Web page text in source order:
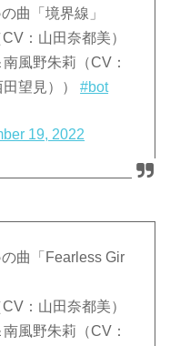
曲「境界線」
：山田奈都美）
風野朱莉（CV：
田望見））#bot
19, 2022
曲「Fearless Gir
：山田奈都美）
風野朱莉（CV：